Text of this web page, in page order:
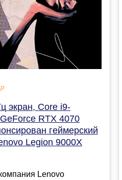
экран, Core i9-
RTX 4070
геймерский
Legion 9000X
Lenovo